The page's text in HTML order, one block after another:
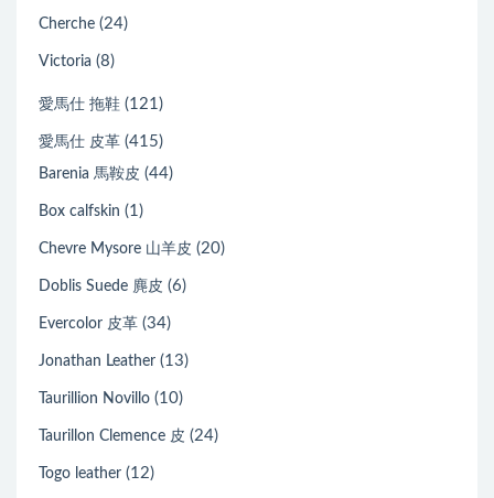
Cherche (24)
Victoria (8)
愛馬仕 拖鞋 (121)
愛馬仕 皮革 (415)
Barenia 馬鞍皮 (44)
Box calfskin (1)
Chevre Mysore 山羊皮 (20)
Doblis Suede 麂皮 (6)
Evercolor 皮革 (34)
Jonathan Leather (13)
Taurillion Novillo (10)
Taurillon Clemence 皮 (24)
Togo leather (12)